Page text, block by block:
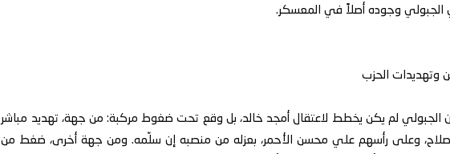
الجبولي وجوده أصلاً في المعسكر.
وتهديدات الحزب
الجبولي لم يكن يخطط لاعتقال أمجد خالد، بل وقع تحت ضغوط مركبة: من جهة، تهديد مباشر
وعلى رأسهم علي محسن الأحمر، بعزله من منصبه إن سلّمه. ومن جهة أخرى، ضغط من